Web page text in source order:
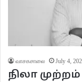
வாசகசாலை July 4,
நிலா